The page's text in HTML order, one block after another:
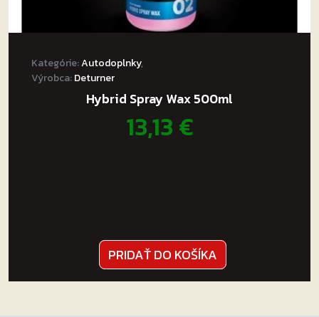
Kategórie:Autodoplnky,
Výrobca:Deturner
Hybrid Spray Wax 500ml
13,13€
PRIDAŤ DO KOŠÍKA